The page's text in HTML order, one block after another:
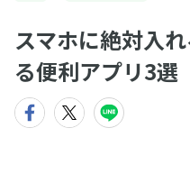
スマホに絶対入
る便利アプリ3選